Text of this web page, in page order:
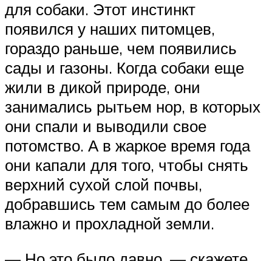
для собаки. Этот инстинкт
появился у наших питомцев,
гораздо раньше, чем появились
сады и газоны. Когда собаки еще
жили в дикой природе, они
занимались рытьем нор, в которых
они спали и выводили свое
потомство. А в жаркое время года
они капали для того, чтобы снять
верхний сухой слой почвы,
добравшись тем самым до более
влажно и прохладной земли.